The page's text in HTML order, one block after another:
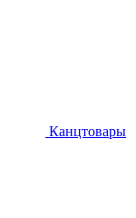
Канцтовары